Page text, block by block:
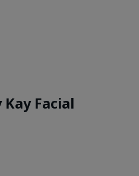
Facial